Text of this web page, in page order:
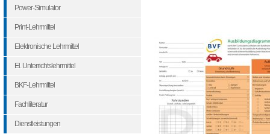
Power-Simulator
Print-Lehrmittel
Elektronische Lehrmittel
El. Unterrichtslehrmittel
BKF-Lehrmittel
Fachliteratur
Dienstleistungen